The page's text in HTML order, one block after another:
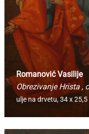
Romanović Vasilije
Obrezivanje Hrista ,
ulje na drvetu,34 x 25,5